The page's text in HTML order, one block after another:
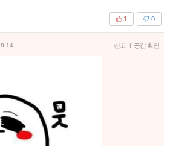
0
1
신고 | 공감 확인